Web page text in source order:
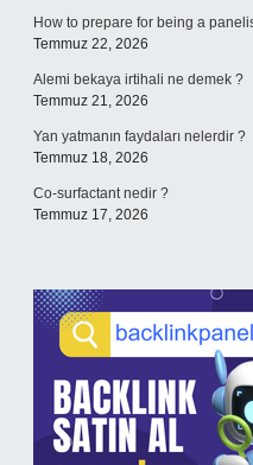
How to prepare for being a
Temmuz 22, 2026
Alemi bekaya irtihali ne demek ?
Temmuz 21, 2026
Yan yatmanın faydaları nelerdir ?
Temmuz 18, 2026
Co-surfactant nedir ?
Temmuz 17, 2026